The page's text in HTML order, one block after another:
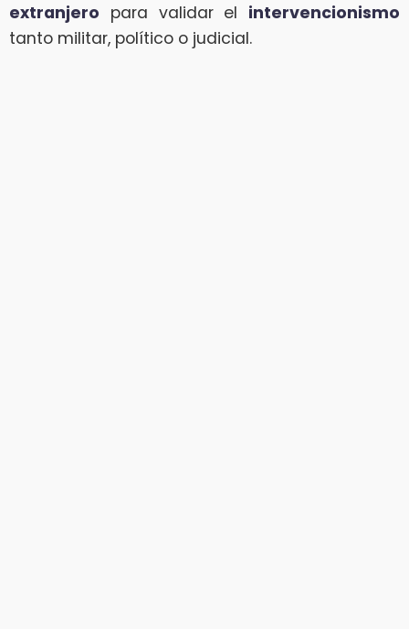
extranjero para validar el intervencionismo
tanto militar, político o judicial.